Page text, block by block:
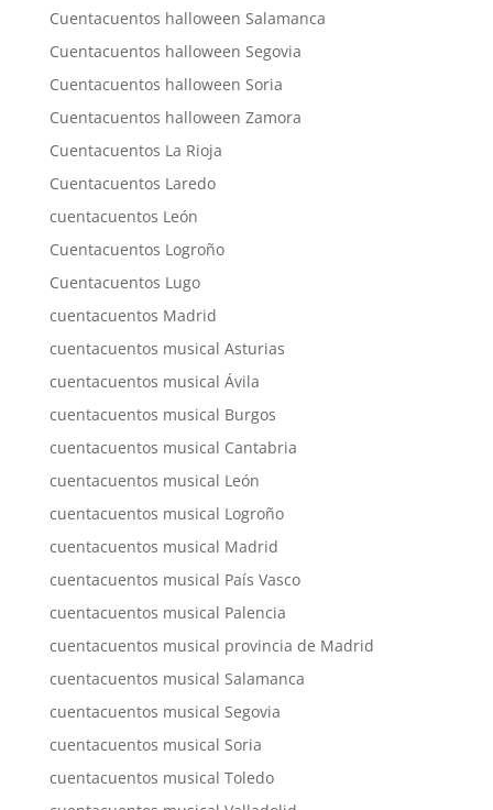
Cuentacuentos halloween Salamanca
Cuentacuentos halloween Segovia
Cuentacuentos halloween Soria
Cuentacuentos halloween Zamora
Cuentacuentos La Rioja
Cuentacuentos Laredo
cuentacuentos León
Cuentacuentos Logroño
Cuentacuentos Lugo
cuentacuentos Madrid
cuentacuentos musical Asturias
cuentacuentos musical Ávila
cuentacuentos musical Burgos
cuentacuentos musical Cantabria
cuentacuentos musical León
cuentacuentos musical Logroño
cuentacuentos musical Madrid
cuentacuentos musical País Vasco
cuentacuentos musical Palencia
cuentacuentos musical provincia de Madrid
cuentacuentos musical Salamanca
cuentacuentos musical Segovia
cuentacuentos musical Soria
cuentacuentos musical Toledo